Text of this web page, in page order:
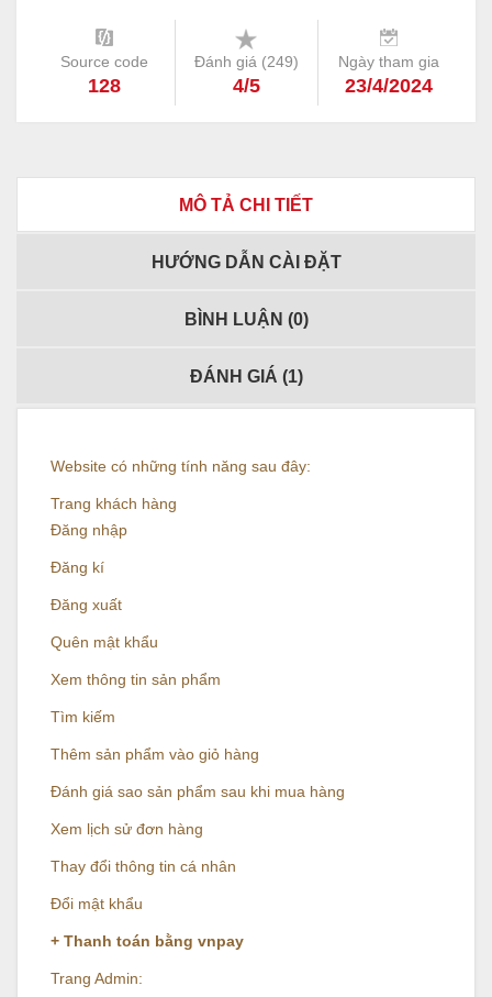
Source code
128
Đánh giá (249)
4/5
Ngày tham gia
23/4/2024
MÔ TẢ CHI TIẾT
HƯỚNG DẪN CÀI ĐẶT
BÌNH LUẬN (0)
ĐÁNH GIÁ (1)
Website có những tính năng sau đây:
Trang khách hàng
Đăng nhập
Đăng kí
Đăng xuất
Quên mật khẩu
Xem thông tin sản phẩm
Tìm kiếm
Thêm sản phẩm vào giỏ hàng
Đánh giá sao sản phẩm sau khi mua hàng
Xem lịch sử đơn hàng
Thay đổi thông tin cá nhân
Đổi mật khẩu
+ Thanh toán bằng vnpay
Trang Admin: